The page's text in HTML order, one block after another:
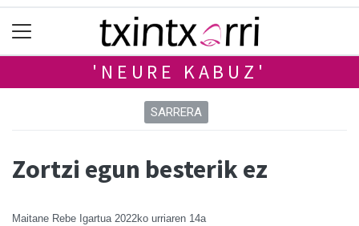
'NEURE KABUZ'
SARRERA
Zortzi egun besterik ez
Maitane Rebe Igartua 2022ko urriaren 14a